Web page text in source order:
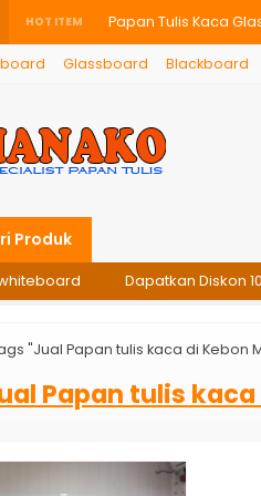
HOT ITEM Papan Tulis Kaca
Papan Tulis
Papan Tulis Kaca -
Papan Tulis Kaca
Glassboard Blackboard
Produk
Dapatkan Diskon
"Jual Papan tulis kaca di Kebon
Papan tulis